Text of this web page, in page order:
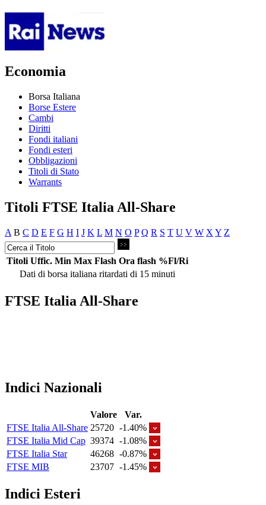
Economia
Borsa Italiana
Borse Estere
Cambi
Diritti
Fondi italiani
Fondi esteri
Obbligazioni
Titoli di Stato
Warrants
Titoli FTSE Italia All-Share
A B C D E F G H I J K L M N O P Q R S T U V W X Y Z
Titoli Uffic. Min Max Flash Ora flash %Fl/Ri
Dati di borsa italiana ritardati di 15 minuti
FTSE Italia All-Share
Indici Nazionali
Valore
Var.
FTSE Italia All-Share 25720 -1.40%
FTSE Italia Mid Cap 39374 -1.08%
FTSE Italia Star
46268 -0.87%
FTSE MIB
23707 -1.45%
Indici Esteri